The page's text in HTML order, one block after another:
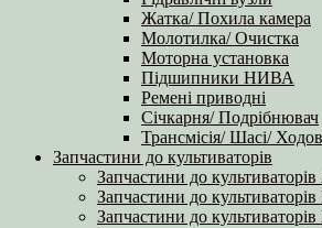
Жатка/ Похила камера
Молотилка/ Очистка
Моторна установка
Підшипники НИВА
Ремені приводні
Січкарня/ Подрібнювач
Трансмісія/ Шасі/
Запчастини до культиваторів
Запчастини до
Запчастини до культиваторів
Запчастини до